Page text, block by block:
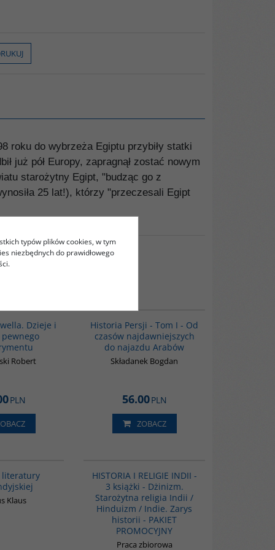
roku do wybrzeża Egiptu przybiły statki
już pół Europy, zapragnął zostać nowym
starożytny Egipt, "budząc go z
25 lat!), którzy "przeczesali Egipt
Dzieje i
Robert
PLN
Historia Persji - Tom I - Od
czasów najdawniejszych
do najazdu Arabów
Składanek Bogdan
56.00PLN
ZOBACZ
literatury
Klaus
HISTORIA I RELIGIE INDII -
3 książki - Dżinizm.
Starożytna religia Indii /
Hinduizm / Indie. Zarys
historii - PAKIET
PROMOCYJNY
Praca zbiorowa
typów plików cookies, w tym
niezbędnych do prawidłowego